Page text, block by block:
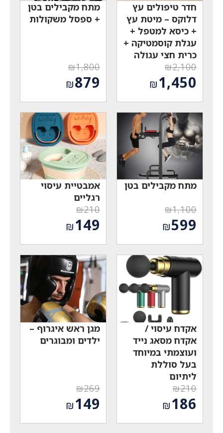
חדר טיפולים עץ
דלוקס – מיטת עץ
+ כיסא למטפל +
עגלת קוסמטיקה +
כרית חצי עגולה
₪2,100
המחיר
המקורי
היה:
₪2,100.
₪1,450
הוא:
₪1,450.
מתח מקבילים בטן
+ ספסל משקולות
₪1,800
המחיר
המקורי
היה:
₪1,800.
₪879
הוא:
₪879.
מתח מקבילים בטן
₪1,100
המחיר
המקורי
היה:
₪1,100.
₪599
הנוכחי
הוא:
₪599.
אמבטיית עיסוי
רגליים
₪210
המחיר
המקורי
היה:
₪210.
₪149
הנוכחי
הוא:
₪149.
אקדח עיסוי /
אקדח מסאג נייד
ועוצמתי במיוחד
בעל סוללת
ליתיום
₪210
המחיר
המקורי
היה:
₪186
מגן ראש איגרוף –
ילדים ומבוגרים
₪269
המחיר
המקורי
היה:
₪149